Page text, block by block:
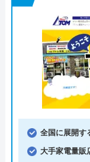
全国に展開す
大手家電量販